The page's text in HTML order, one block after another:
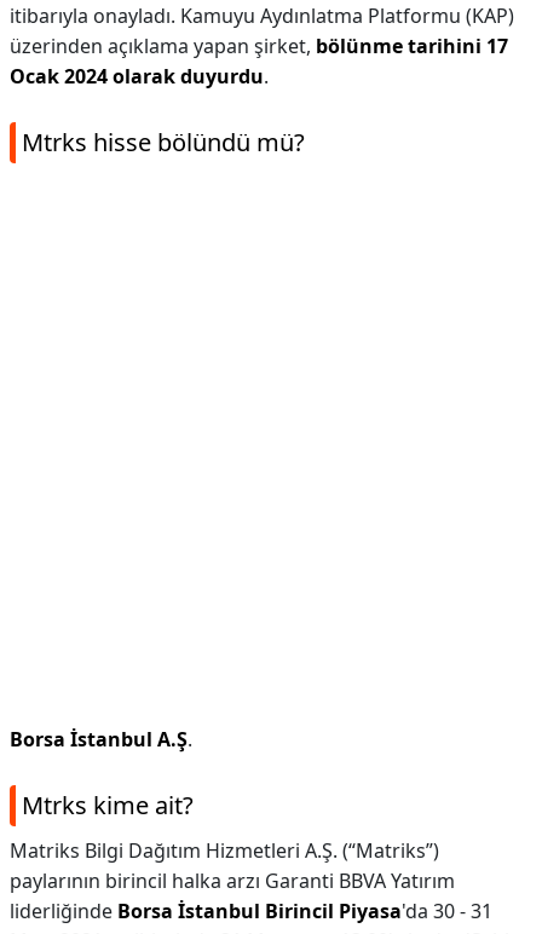
itibarıyla onayladı. Kamuyu Aydınlatma Platformu (KAP)
üzerinden açıklama yapan şirket, bölünme tarihini 17
Ocak 2024 olarak duyurdu.
Mtrks hisse bölündü mü?
Borsa İstanbul A.Ş.
Mtrks kime ait?
Matriks Bilgi Dağıtım Hizmetleri A.Ş. (“Matriks”)
paylarının birincil halka arzı Garanti BBVA Yatırım
liderliğinde Borsa İstanbul Birincil Piyasa'da 30 - 31